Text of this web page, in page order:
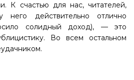
К счастью для нас, читателей,
него действительно отлично
солидный доход), — это
Во всем остальном